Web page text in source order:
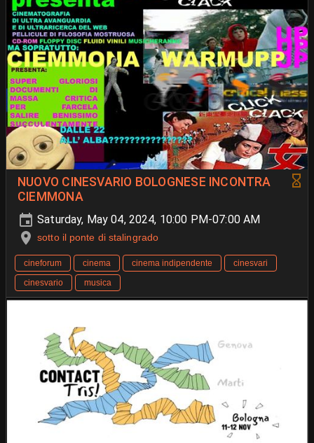
NUOVO CINESVARIO BOLOGNESE INCONTRA
CIEMMONA
Saturday, May 04, 2024, 10:00 PM-07:00 AM
sotto il ponte di stalingrado
cineforum cinema cinema indipendente
cinesvari
cinesvario
musica